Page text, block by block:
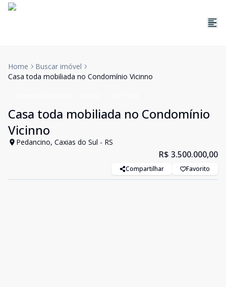
Home
Buscar imóvel
Casa toda mobiliada no Condomínio Vicinno
Casa toda mobiliada no Condomínio
Vicinno
Pedancino, Caxias do Sul - RS
R$ 3.500.000,00
Compartilhar Favorito